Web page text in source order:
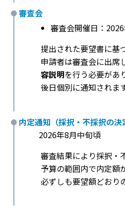
審査会
審査会開催日：
提出された要望書に基
申請者は審査会に出席
容説明を行う必要があ
後日個別に通知されます
内定通知（採択・不採択の決
2026年8月中旬頃
審査結果により採択・
予算の範囲内で内定額
必ずしも要望額どおり